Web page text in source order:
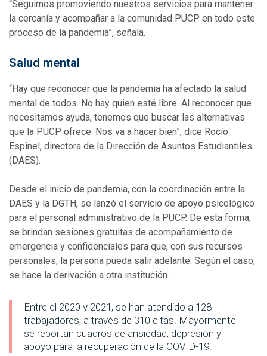
“Seguimos promoviendo nuestros servicios para mantener
la cercanía y acompañar a la comunidad PUCP en todo este
proceso de la pandemia”, señala.
Salud mental
“Hay que reconocer que la pandemia ha afectado la salud
mental de todos. No hay quien esté libre. Al reconocer que
necesitamos ayuda, tenemos que buscar las alternativas
que la PUCP ofrece. Nos va a hacer bien”, dice Rocío
Espinel, directora de la Dirección de Asuntos Estudiantiles
(DAES).
Desde el inicio de pandemia, con la coordinación entre la
DAES y la DGTH, se lanzó el servicio de apoyo psicológico
para el personal administrativo de la PUCP. De esta forma,
se brindan sesiones gratuitas de acompañamiento de
emergencia y confidenciales para que, con sus recursos
personales, la persona pueda salir adelante. Según el caso,
se hace la derivación a otra institución.
Entre el 2020 y 2021, se han atendido a 128
trabajadores, a través de 310 citas. Mayormente
se reportan cuadros de ansiedad, depresión y
apoyo para la recuperación de la COVID-19.